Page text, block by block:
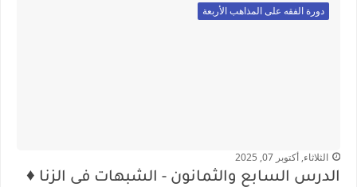
دورة الفقه على المذاهب الأربعة
الثلاثاء, أكتوبر 07, 2025
الدرس السابع والثمانون - الشبهات فى الزنا ♦️